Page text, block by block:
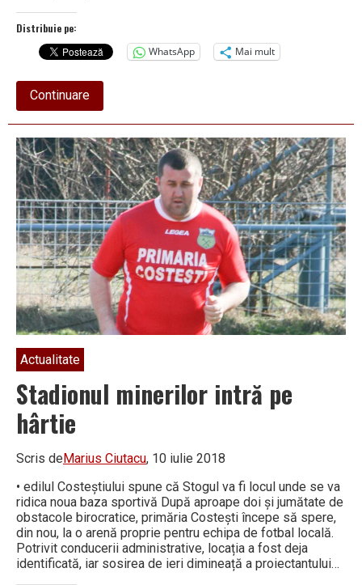
Distribuie pe:
WhatsApp
Mai mult
Continuareabout
În
week-
Grindină
de
pomină
la
Costești
Actualitate
Stadionul minerilor intră pe
hârtie
Scris de Marius Ciutacu, 10 iulie 2018
• edilul Costeștiului spune că Stogul va fi locul unde se va
ridica noua baza sportivă După aproape doi și jumătate de
obstacole birocratice, primăria Costești începe să spere,
din nou, la o arenă proprie pentru echipa de fotbal locală.
Potrivit conducerii administrative, locația a fost deja
identificată, iar sosirea de ieri dimineață a proiectantului…